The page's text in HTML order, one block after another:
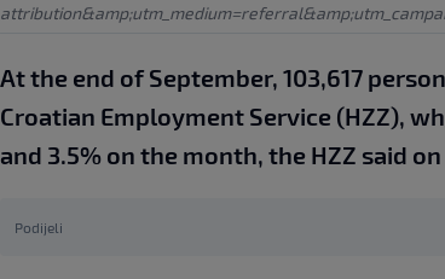
At the end of September, 103,617
Croatian Employment Service (HZZ),
and 3.5% on the month, the HZZ said on
Podijeli